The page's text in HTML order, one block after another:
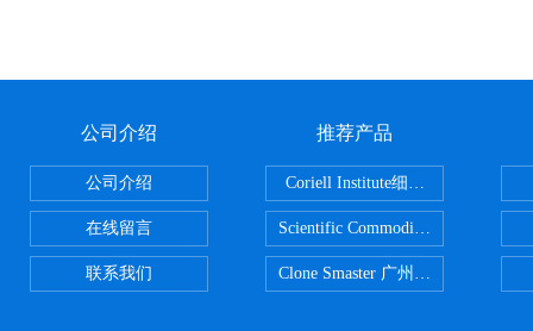
公司介绍
公司介绍
在线留言
联系我们
推荐产品
Scientific CommoditiesPE管 广州
Clone Smaster 广州鸿程代理